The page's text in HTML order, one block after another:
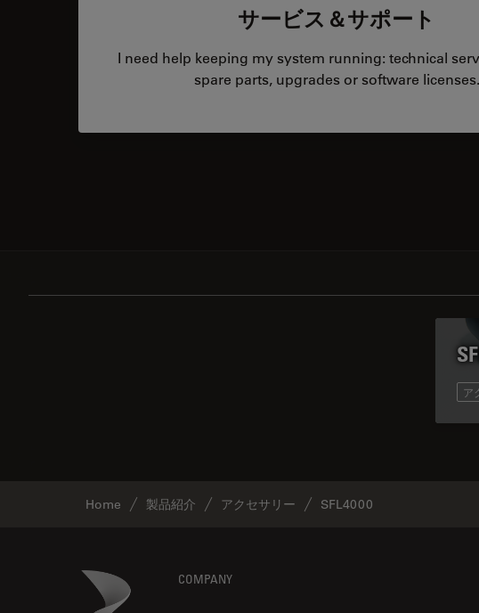
サービス＆サポート
I need help keeping my system running: technical
spare parts, upgrades or software licenses.
ア
Home 製品紹介 アクセサリー SFL4000
Danaher Logo COMPANY